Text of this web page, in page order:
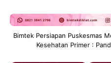
Bimtek Persiapan Puskesmas
Kesehatan Primer :